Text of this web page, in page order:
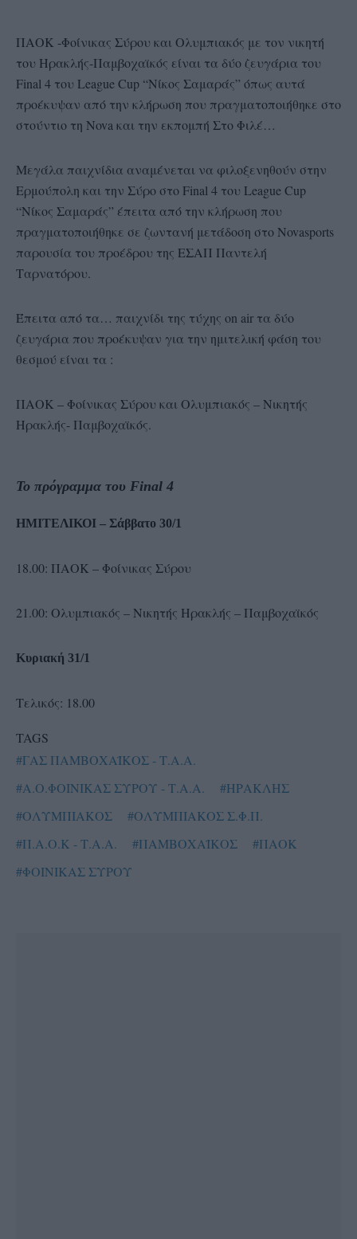
ΠΑΟΚ -Φοίνικας Σύρου και Ολυμπιακός με τον νικητή
του Ηρακλής-Παμβοχαϊκός είναι τα δύο ζευγάρια του
Final 4 του League Cup “Νίκος Σαμαράς” όπως αυτά
προέκυψαν από την κλήρωση που πραγματοποιήθηκε στο
στούντιο τη Nova και την εκπομπή Στο Φιλέ…
Μεγάλα παιχνίδια αναμένεται να φιλοξενηθούν στην
Ερμούπολη και την Σύρο στο Final 4 του League Cup
“Νίκος Σαμαράς” έπειτα από την κλήρωση που
πραγματοποιήθηκε σε ζωντανή μετάδοση στο Novasports
παρουσία του προέδρου της ΕΣΑΠ Παντελή
Ταρνατόρου.
Έπειτα από τα… παιχνίδι της τύχης on air τα δύο
ζευγάρια που προέκυψαν για την ημιτελική φάση του
θεσμού είναι τα :
ΠΑΟΚ – Φοίνικας Σύρου και Ολυμπιακός – Νικητής
Ηρακλής- Παμβοχαϊκός.
Το πρόγραμμα του Final 4
ΗΜΙΤΕΛΙΚΟΙ – Σάββατο 30/1
18.00: ΠΑΟΚ – Φοίνικας Σύρου
21.00: Ολυμπιακός – Νικητής Ηρακλής – Παμβοχαϊκός
Κυριακή 31/1
Τελικός: 18.00
TAGS
#ΓΑΣ ΠΑΜΒΟΧΑΪΚΟΣ - Τ.Α.Α.
#Α.Ο.ΦΟΙΝΙΚΑΣ ΣΥΡΟΥ - Τ.Α.Α.
#ΗΡΑΚΛΗΣ
#ΟΛΥΜΠΙΑΚΟΣ
#ΟΛΥΜΠΙΑΚΟΣ Σ.Φ.Π.
#Π.Α.Ο.Κ - Τ.Α.Α.
#ΠΑΜΒΟΧΑΪΚΟΣ
#ΠΑΟΚ
#ΦΟΙΝΙΚΑΣ ΣΥΡΟΥ